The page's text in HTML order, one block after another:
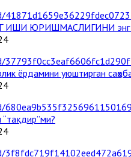
ИШИ ЮРИШМАСЛИГИНИ энг
ёрдамини уюштирган
“тақдир”ми?